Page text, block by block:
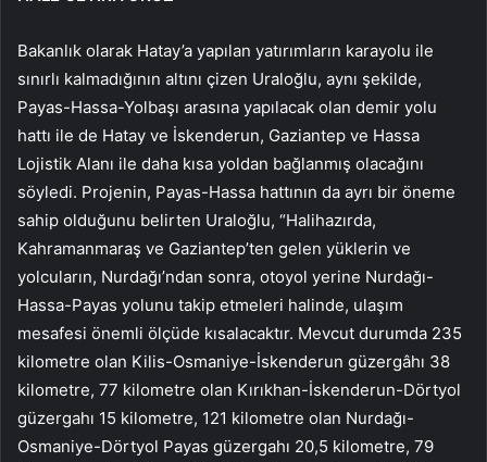
Bakanlık olarak Hatay’a yapılan yatırımların karayolu ile
sınırlı kalmadığının altını çizen Uraloğlu, aynı şekilde,
Payas-Hassa-Yolbaşı arasına yapılacak olan demir yolu
hattı ile de Hatay ve İskenderun, Gaziantep ve Hassa
Lojistik Alanı ile daha kısa yoldan bağlanmış olacağını
söyledi. Projenin, Payas-Hassa hattının da ayrı bir öneme
sahip olduğunu belirten Uraloğlu, “Halihazırda,
Kahramanmaraş ve Gaziantep’ten gelen yüklerin ve
yolcuların, Nurdağı’ndan sonra, otoyol yerine Nurdağı-
Hassa-Payas yolunu takip etmeleri halinde, ulaşım
mesafesi önemli ölçüde kısalacaktır. Mevcut durumda 235
kilometre olan Kilis-Osmaniye-İskenderun güzergâhı 38
kilometre, 77 kilometre olan Kırıkhan-İskenderun-Dörtyol
güzergahı 15 kilometre, 121 kilometre olan Nurdağı-
Osmaniye-Dörtyol Payas güzergahı 20,5 kilometre, 79